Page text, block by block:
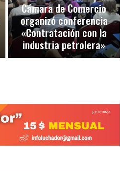
Cámara de Comercio
organizó conferencia
«Contratación con la
industria petrolera»